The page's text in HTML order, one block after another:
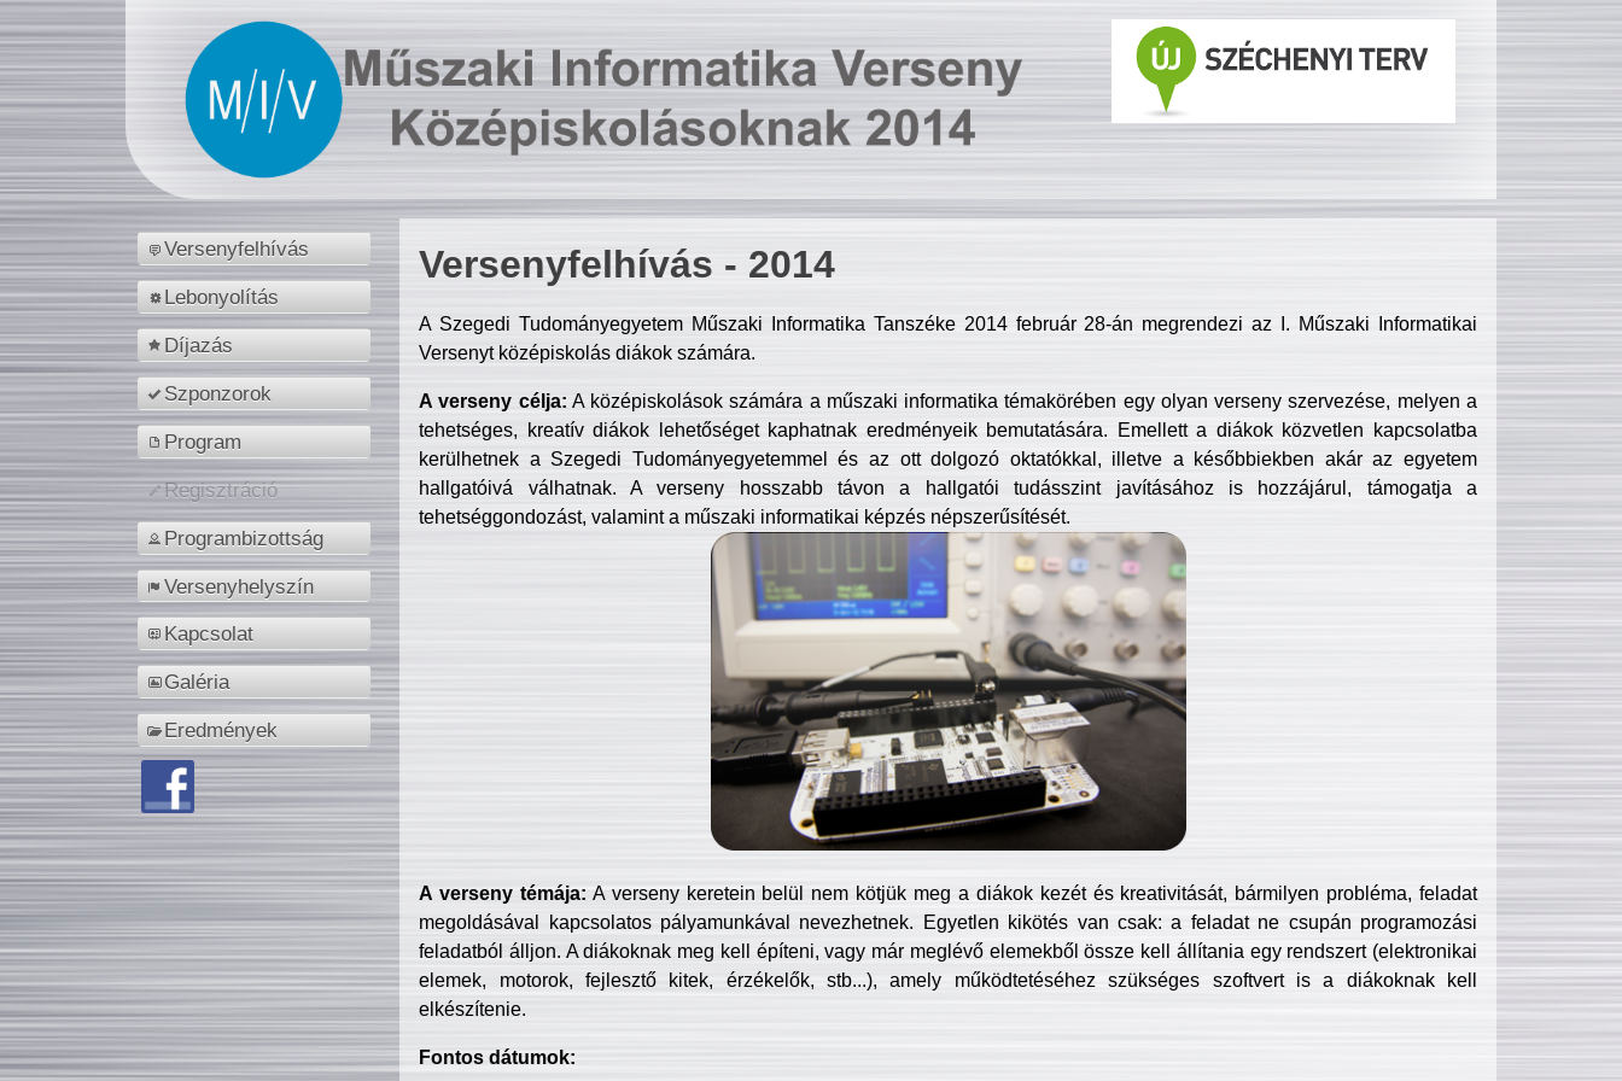
Versenyfelhívás
Lebonyolítás
Díjazás
Szponzorok
Program
Regisztráció
Programbizottság
Versenyhelyszín
Kapcsolat
Galéria
Eredmények
Versenyfelhívás - 2014
A Szegedi Tudományegyetem Műszaki Informatika Tanszéke 2014 február 28-án megrendezi az I. Műszaki Informatikai
Versenyt középiskolás diákok számára.
A verseny célja: A középiskolások számára a műszaki informatika témakörében egy olyan verseny szervezése, melyen a
tehetséges, kreatív diákok lehetőséget kaphatnak eredményeik bemutatására. Emellett a diákok közvetlen kapcsolatba
kerülhetnek a Szegedi Tudományegyetemmel és az ott dolgozó oktatókkal, illetve a későbbiekben akár az egyetem
hallgatóivá válhatnak. A verseny hosszabb távon a hallgatói tudásszint javításához is hozzájárul, támogatja a
tehetséggondozást, valamint a műszaki informatikai képzés népszerűsítését.
A verseny témája: A verseny keretein belül nem kötjük meg a diákok kezét és kreativitását, bármilyen probléma, feladat
megoldásával kapcsolatos pályamunkával nevezhetnek. Egyetlen kikötés van csak: a feladat ne csupán programozási
feladatból álljon. A diákoknak meg kell építeni, vagy már meglévő elemekből össze kell állítania egy rendszert (elektronikai
elemek, motorok, fejlesztő kitek, érzékelők, stb...), amely működtetéséhez szükséges szoftvert is a diákoknak kell
elkészítenie.
Fontos dátumok: